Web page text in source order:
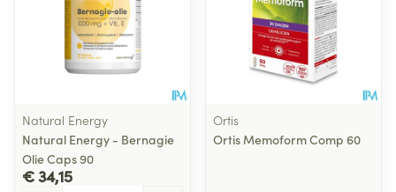
Natural Energy
Natural Energy - Bernagie
Olie Caps 90
€ 34,15
Ortis
Ortis Memoform Comp 60